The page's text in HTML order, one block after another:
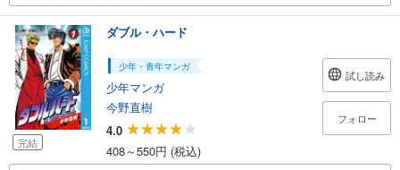
完結
ダブル・ハード
少年・青年マンガ
少年マンガ
今野直樹
4.0
408～550円 (税込)
試し読み
フォロー